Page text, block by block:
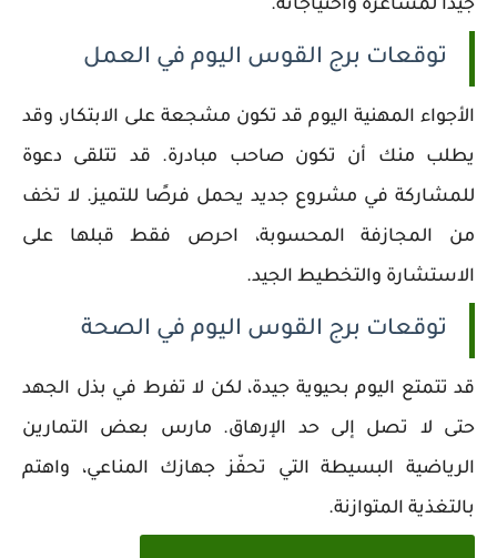
جيدًا لمشاعره واحتياجاته.
توقعات برج القوس اليوم في العمل
الأجواء المهنية اليوم قد تكون مشجعة على الابتكار، وقد
يطلب منك أن تكون صاحب مبادرة. قد تتلقى دعوة
للمشاركة في مشروع جديد يحمل فرصًا للتميز. لا تخف
من المجازفة المحسوبة، احرص فقط قبلها على
الاستشارة والتخطيط الجيد.
توقعات برج القوس اليوم في الصحة
قد تتمتع اليوم بحيوية جيدة، لكن لا تفرط في بذل الجهد
حتى لا تصل إلى حد الإرهاق. مارس بعض التمارين
الرياضية البسيطة التي تحفّز جهازك المناعي، واهتم
بالتغذية المتوازنة.